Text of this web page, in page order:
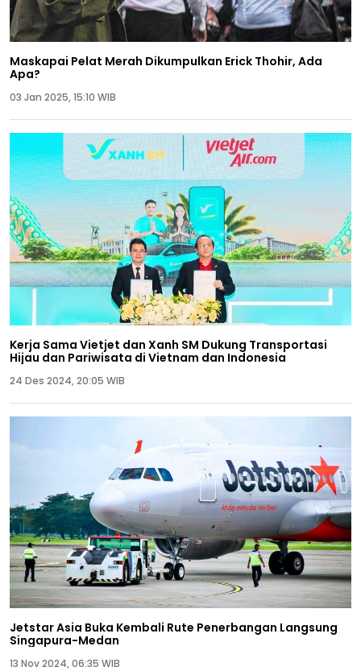
Maskapai Pelat Merah Dikumpulkan Erick Thohir, Ada
Apa?
03 Jan 2025, 15:10 WIB
Kerja Sama Vietjet dan Xanh SM Dukung Transportasi
Hijau dan Pariwisata di Vietnam dan Indonesia
24 Des 2024, 20:05 WIB
Jetstar Asia Buka Kembali Rute Penerbangan Langsung
Singapura-Medan
13 Nov 2024, 06:35 WIB